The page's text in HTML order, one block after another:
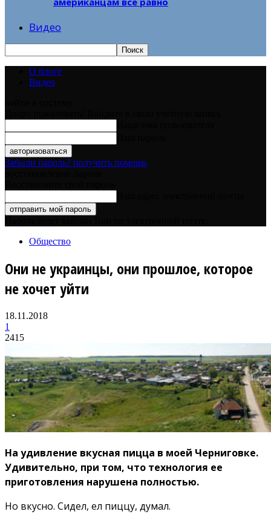
Видео
О блоге
Видео
Забыли пароль? получить помощь
Общество
Они не украинцы, они прошлое, которое
не хочет уйти
18.11.2018
1
2415
На удивление вкусная пицца в моей Черниговке.
Удивительно, при том, что технология ее
приготовления нарушена полностью.
Но вкусно. Сидел, ел пиццу, думал.